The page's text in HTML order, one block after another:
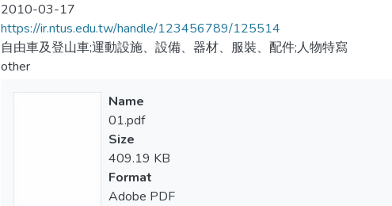
2010-03-17
https://ir.ntus.edu.tw/handle/123456789/125514
自由車及登山車;運動設施、設備、器材、服裝、配件;人物特寫
other
Name
01.pdf
Size
409.19 KB
Format
Adobe PDF